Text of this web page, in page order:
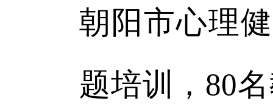
朝阳市心理
题培训，80